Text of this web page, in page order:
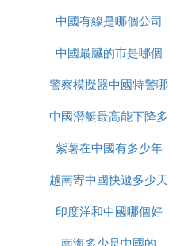
中國有線是哪個公司
中國最臟的市是哪個
警察模擬器中國特警哪
裡下載
中國潛艇最高能下降多
少米
紫薯在中國有多少年
越南寄中國快遞多少天
印度洋和中國哪個好
南海多少是中國的